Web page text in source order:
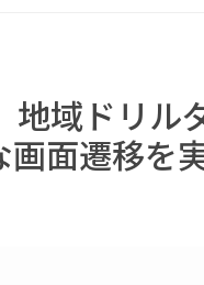
地域ドリ
画面遷移を